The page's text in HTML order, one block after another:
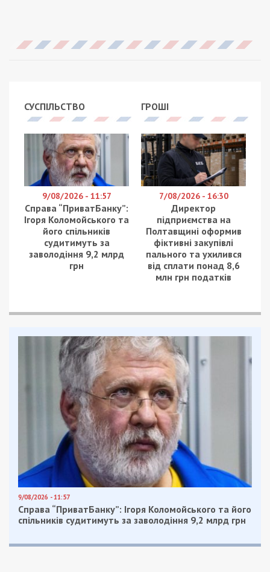
СУСПІЛЬСТВО
9/08/2026 - 11:57
Справа “ПриватБанку”:
Ігоря Коломойського та
його спільників
судитимуть за
заволодіння 9,2 млрд
грн
ГРОШІ
7/08/2026 - 16:30
Директор
підприємства на
Полтавщині оформив
фіктивні закупівлі
пального та ухилився
від сплати понад 8,6
млн грн податків
9/08/2026 - 11:57
Справа “ПриватБанку”: Ігоря Коломойського та його
спільників судитимуть за заволодіння 9,2 млрд грн